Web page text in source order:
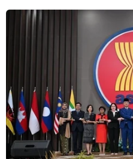
Theo dõi VietnamPlus
TIN LIÊN QUAN